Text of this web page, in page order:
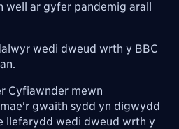
well ar gyfer pandemig arall
wedi dweud wrth y BBC
Cyfiawnder mewn
gwaith sydd yn digwydd
llefarydd wedi dweud wrth y